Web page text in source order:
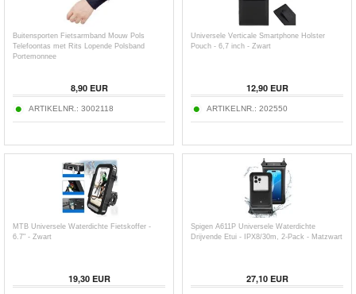
Buitensporten Fietsarmband Mouw Pols
Telefoontas met Rits Lopende Polsband
Portemonnee
8,90EUR
ARTIKELNR.: 3002118
Universele Verticale Smartphone Holster
Pouch - 6,7 inch - Zwart
12,90EUR
ARTIKELNR.: 202550
MTB Universele Waterdichte Fietskoffer -
6.7" - Zwart
19,30EUR
Spigen A611P Universele Waterdichte
Drijvende Etui - IPX8/30m, 2-Pack - Matzwart
27,10EUR